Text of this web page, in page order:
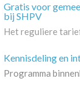
Gratis voor
bij SHPV
Het reguliere
Kennisdeling en
Programma